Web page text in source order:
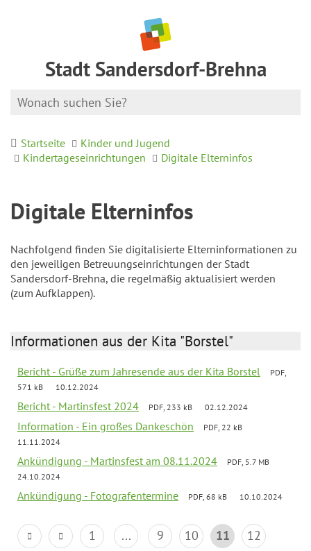
Stadt Sandersdorf-Brehna
Startseite
Kinder und Jugend
Kindertageseinrichtungen
Digitale Elterninfos
Digitale Elterninfos
Nachfolgend finden Sie digitalisierte Elterninformationen zu
den jeweiligen Betreuungseinrichtungen der Stadt
Sandersdorf-Brehna, die regelmäßig aktualisiert werden
(zum Aufklappen).
Informationen aus der Kita "Borstel"
Bericht - Grüße zum Jahresende aus der Kita Borstel
PDF,
571 kB
10.12.2024
Bericht - Martinsfest 2024 PDF, 233 kB 02.12.2024
Information - Ein großes Dankeschön
PDF, 22 kB
11.11.2024
Ankündigung - Martinsfest am 08.11.2024
PDF, 5.7 MB
24.10.2024
Ankündigung - Fotografentermine PDF, 68 kB 10.10.2024
1 ... 9 10 11
12